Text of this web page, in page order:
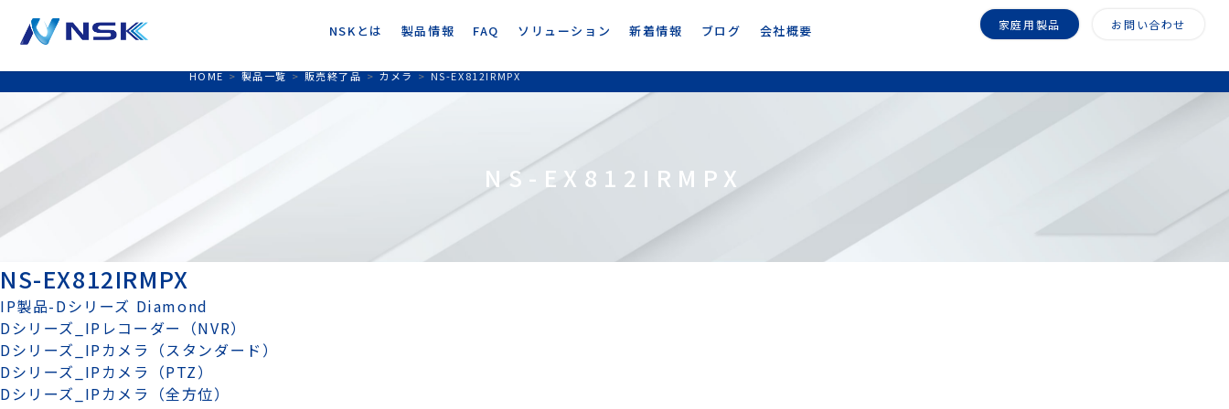
NSKとは 製品情報 FAQ ソリューション 新着情報 ブログ 会社概要 家庭用製品 お問い合わせ
HOME > 製品一覧 > 販売終了品 > カメラ > NS-EX812IRMPX
NS-EX812IRMPX
NS-EX812IRMPX
IP製品-Dシリーズ Diamond
Dシリーズ_IPレコーダー（NVR）
Dシリーズ_IPカメラ（スタンダード）
Dシリーズ_IPカメラ（PTZ）
Dシリーズ_IPカメラ（全方位）